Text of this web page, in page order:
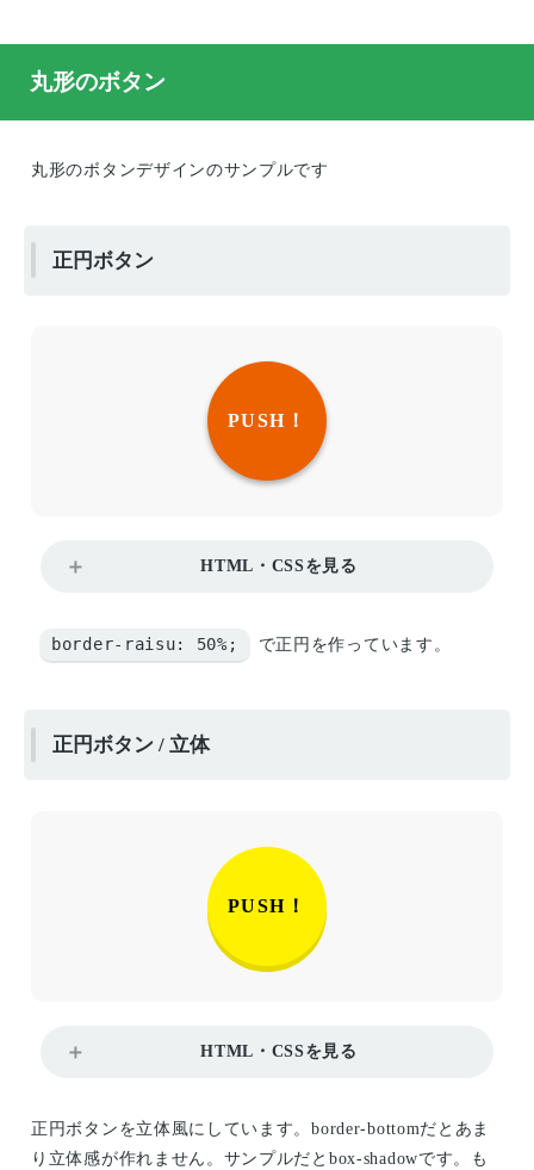
丸形のボタン
丸形のボタンデザインのサンプルです
正円ボタン
PUSH！
HTML・CSSを見る
border-raisu: 50%; で正円を作っています。
正円ボタン / 立体
PUSH！
HTML・CSSを見る
正円ボタンを立体風にしています。border-bottomだとあま
り立体感が作れません。サンプルだとbox-shadowです。も